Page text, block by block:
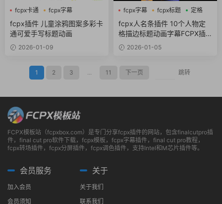
fcpx卡通
fcpx字幕
fcpx文字特效
fcpx插件 儿童涂鸦图案多彩卡
通可爱手写标题动画
2026-01-09
fcpx字幕 fcpx标题 定格
fcpx人名条插件 10个人物定
格描边标题动画字幕FCPX插
件 2026-01-05
1 2 3 ... 11 下一页 跳转
FCPX模板站（fcpxbox.com）是专门分享fcpx插件的网站，包含finalcutpro插
件，final cut pro软件下载，fcpx模板，fcpx字幕插件，final cut pro教程，
fcpx转场插件，fcpx分屏插件，fcpx调色插件，支持Intel和M芯片插件等。
会员服务
加入会员
会员须知
关于
关于我们
联系我们